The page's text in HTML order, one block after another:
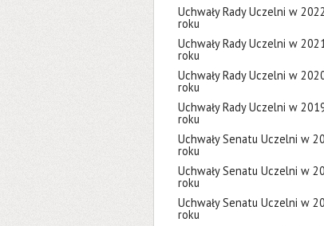
Uchwały Rady Uczelni w 2022
roku
Uchwały Rady Uczelni w
roku
Uchwały Rady Uczelni w
roku
Uchwały Rady Uczelni w
roku
Uchwały Senatu Uczelni w
roku
Uchwały Senatu Uczelni w
roku
Uchwały Senatu Uczelni w
roku